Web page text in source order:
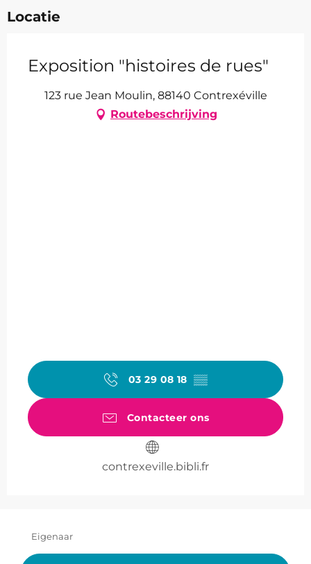
Locatie
Exposition "histoires de rues"
123 rue Jean Moulin, 88140 Contrexéville
Routebeschrijving
03 29 08 18 ▒▒
Contacteer ons
contrexeville.bibli.fr
Eigenaar